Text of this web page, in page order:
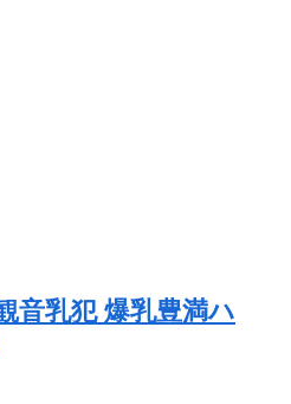
音乳犯 爆乳豊満ハ